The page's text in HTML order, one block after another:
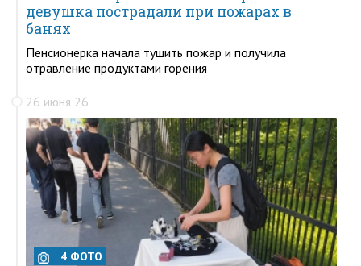
девушка пострадали при пожарах в
банях
Пенсионерка начала тушить пожар и получила
отравление продуктами горения
26 июня 26
4 ФОТО